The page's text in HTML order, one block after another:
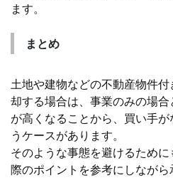
ます。
まとめ
土地や建物などの不動産物件
却する場合は、事業のみの場
が高くなることから、買い手
うケースがあります。
そのような事態を避けるため
際のポイントを参考にしながら